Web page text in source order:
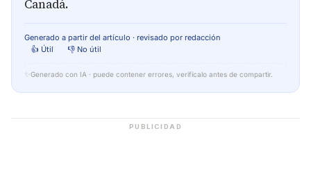
Canadá.
Generado a partir del artículo · revisado por redacción
👍 Útil
👎 No útil
✨ Generado con IA · puede contener errores, verifícalo antes de compartir.
PUBLICIDAD